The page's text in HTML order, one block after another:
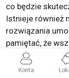
co będzie
Istnieje również
rozwiązania
pamiętać, że
banku muszą
konta, a
Konta